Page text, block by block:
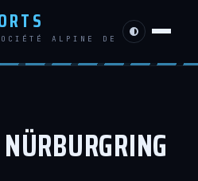
ALPINE DE
NÜRBURGRING